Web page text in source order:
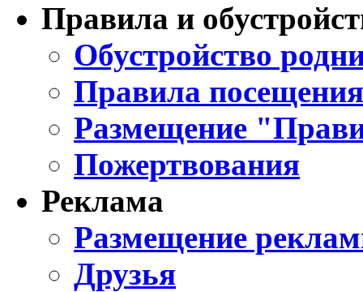
Правила и
Обустройство
Правила
Размещение
Пожертвования
Реклама
Размещение
Друзья